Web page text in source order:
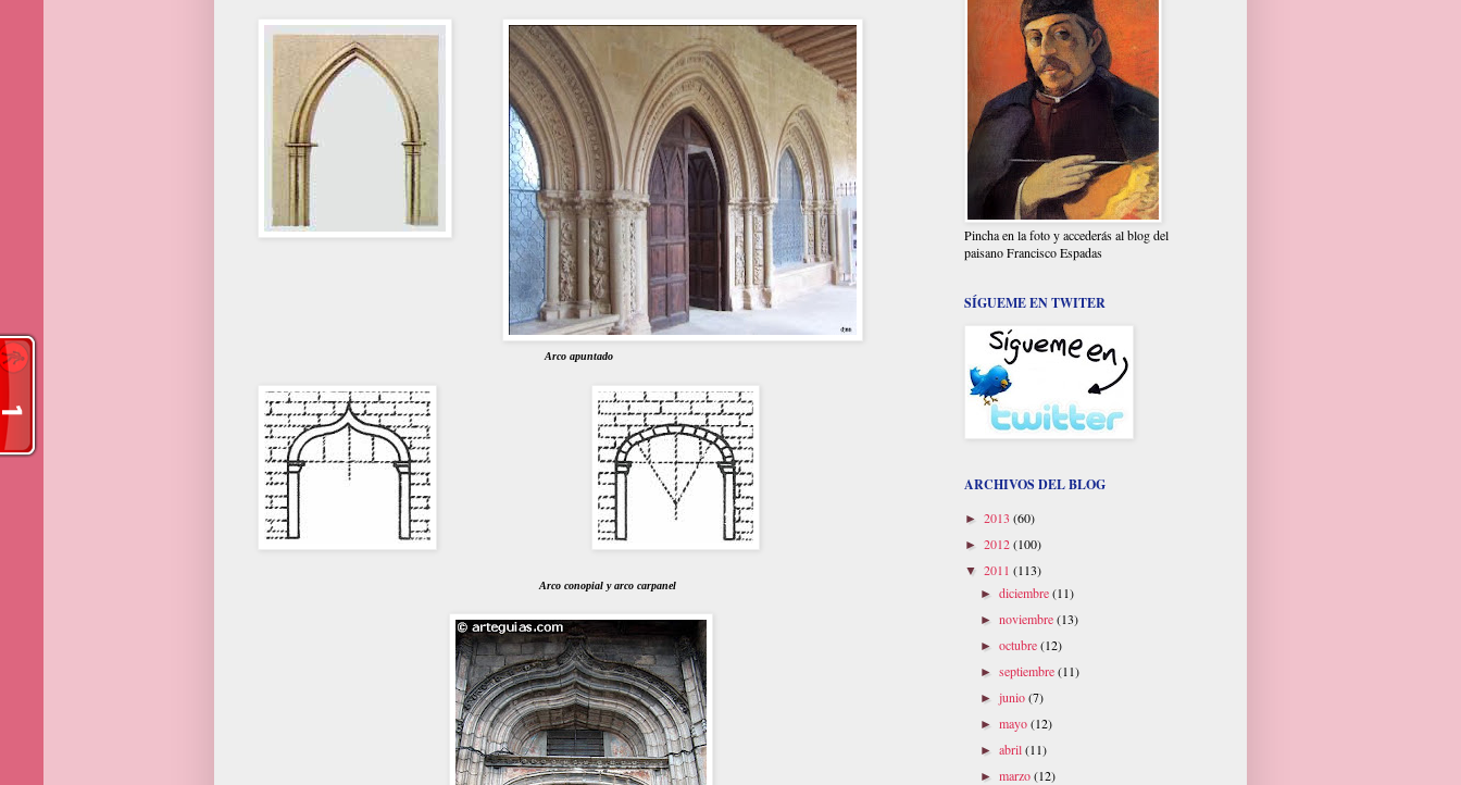
Arco apuntado
Arco conopial y arco carpanel
Pincha en la foto y accederás al blog del
paisano Francisco Espadas
SÍGUEME EN TWITER
ARCHIVOS DEL BLOG
► 2013 (60)
► 2012(100)
▼ 2011 (113)
►diciembre(11)
►noviembre(13)
►octubre(12)
►septiembre(11)
►junio(7)
►mayo(12)
►abril(11)
►marzo(12)